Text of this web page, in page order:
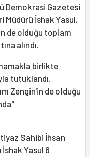
Demokrasi Gazetesi
Müdürü İshak Yasul,
de olduğu toplam
alındı.
birlikte
tutuklandı.
Zengin'in de olduğu
Sahibi İhsan
Yasul 6